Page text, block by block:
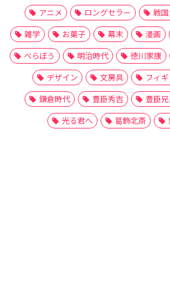
アニメ
ロングセラー 戦
雑学
お菓子 幕末 漫画
べらぼう
明治時代 徳川家康
デザイン
文房具 フィ
鎌倉時代
豊臣秀吉 豊臣兄
光る君へ
葛飾北斎